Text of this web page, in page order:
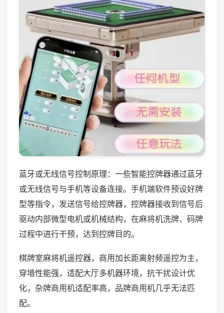
蓝牙或无线信号控制原理：一些智能控牌器通过蓝牙
或无线信号与手机等设备连接。手机端软件预设好牌
型等指令，发送信号给控牌器，控牌器接收到信号后
驱动内部微型电机或机械结构，在麻将机洗牌、码牌
过程中进行干预，达到控牌目的。
棋牌室麻将机遥控器，商用加长距离射频遥控为主，
穿墙性能强，适配大厅多机器环境，抗干扰设计优
化，杂牌商用机适配率高，品牌商用机几乎无法匹
配。